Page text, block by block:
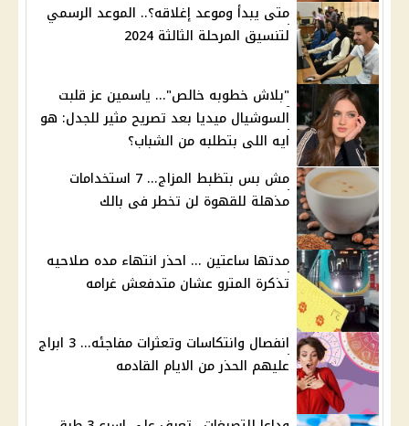
متى يبدأ وموعد إغلاقه؟.. الموعد الرسمي
لتنسيق المرحلة الثالثة 2024
"بلاش خطوبه خالص"... ياسمين عز قلبت
السوشيال ميديا بعد تصريح مثير للجدل: هو
ايه اللى بتطلبه من الشباب؟
مش بس بتظبط المزاج... 7 استخدامات
مذهلة للقهوة لن تخطر فى بالك
مدتها ساعتين ... احذر انتهاء مده صلاحيه
تذكرة المترو عشان متدفعش غرامه
انفصال وانتكاسات وتعثرات مفاجئه... 3 ابراج
عليهم الحذر من الايام القادمه